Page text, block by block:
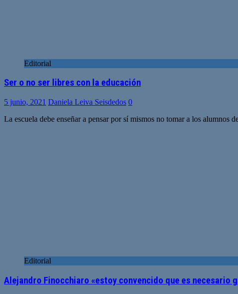
Editorial
Ser o no ser libres con la educación
5 junio, 2021 Daniela Leiva Seisdedos 0
La escuela debe enseñar a pensar por sí mismos no tomar a los alumnos
Editorial
Alejandro Finocchiaro «estoy convencido que es necesario